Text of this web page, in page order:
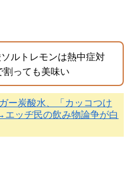
ルトレモンは熱中症対
割っても美味い
ー炭酸水、「カッコつけ
ッヂ民の飲み物論争が白